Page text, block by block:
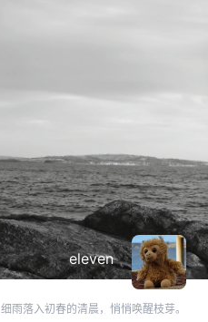
eleven
细雨落入初春的清晨，悄悄唤醒枝芽。